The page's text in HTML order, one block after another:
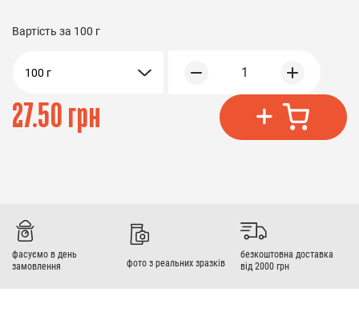
Вартість за 100 г
100 г 1
27.50 грн
фасуємо в день
замовлення
фото з реальних зразків
безкоштовна доставка
від 2000 грн